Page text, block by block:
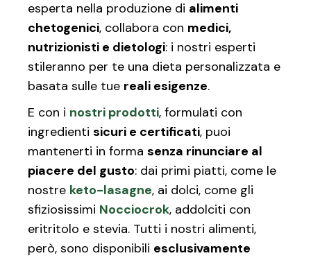
esperta nella produzione di alimenti
chetogenici, collabora con medici,
nutrizionisti e dietologi: i nostri esperti
stileranno per te una dieta personalizzata e
basata sulle tue reali esigenze.
E con i nostri prodotti, formulati con
ingredientisicuri e certificati, puoi
mantenerti in formasenza rinunciare al
piacere del gusto: dai primi piatti, come le
nostre keto-lasagne, ai dolci, come gli
sfiziosissimi Nocciocrok, addolciti con
eritritolo e stevia. Tutti i nostri alimenti,
però, sono disponibili esclusivamente